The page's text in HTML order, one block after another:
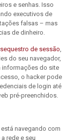
e senhas. Isso
executivos de
falsas – mas
de dinheiro.
de sessão,
do seu navegador,
informações do site
o hacker pode
de login até
pré-preenchidos.
navegando com
rede e seu